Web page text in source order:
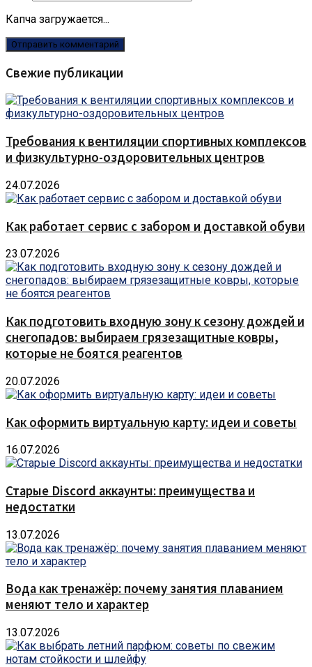
Капча загружается...
Свежие публикации
Требования к вентиляции спортивных комплексов
и физкультурно-оздоровительных центров
24.07.2026
Как работает сервис с забором и доставкой обуви
23.07.2026
Как подготовить входную зону к сезону дождей и
снегопадов: выбираем грязезащитные ковры,
которые не боятся реагентов
20.07.2026
Как оформить виртуальную карту: идеи и советы
16.07.2026
Старые Discord аккаунты: преимущества и
недостатки
13.07.2026
Вода как тренажёр: почему занятия плаванием
меняют тело и характер
13.07.2026